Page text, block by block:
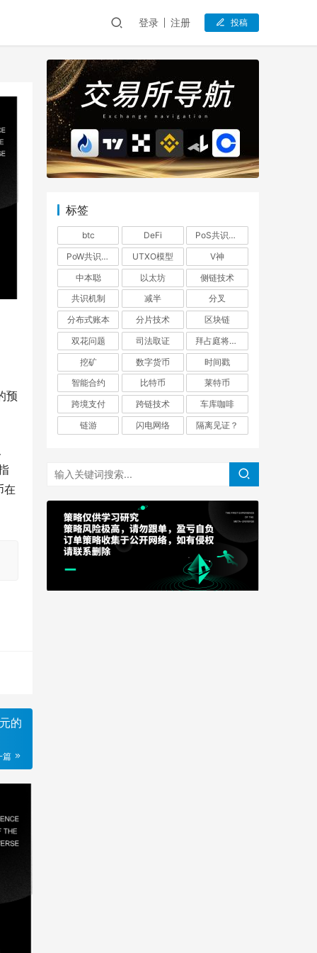
登录 注册 投稿
预
在
的
篇
标签
btc DeFi
PoS共识机制
PoW共识机制
UTXO模型
V神
中本聪
以太坊
侧链技术
共识机制
减半
分叉
分布式账本
分片技术
区块链
双花问题
司法取证
拜占庭将军问题
挖矿
数字货币
时间戳
智能合约
比特币
莱特币
跨境支付
跨链技术
车库咖啡
链游
闪电网络 隔离见证？